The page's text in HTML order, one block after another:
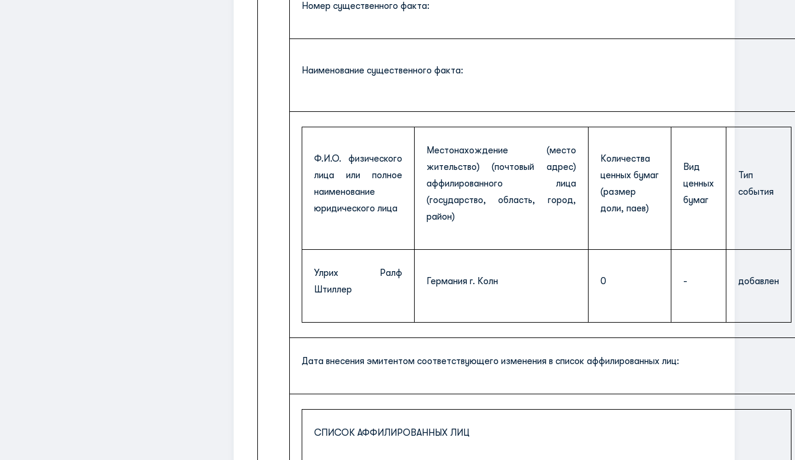
Номер существенного факта:
Наименование существенного факта:
Ф.И.О. физического
лица или полное
наименование
юридического лица
Местонахождение (место
жительство) (почтовый адрес)
аффилированного лица
(государство, область, город,
район)
Количества
ценных бумаг
(размер
доли, паев)
Вид
ценных
бумаг
Тип
события
Улрих Ралф
Штиллер
Германия г. Колн 0 - добавлен
Дата внесения эмитентом соответствующего изменения в список аффилированных лиц:
СПИСОК АФФИЛИРОВАННЫХ ЛИЦ